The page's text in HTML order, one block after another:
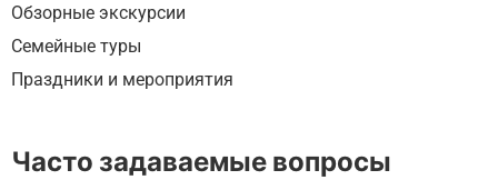
Обзорные экскурсии
Семейные туры
Праздники и мероприятия
Часто задаваемые вопросы